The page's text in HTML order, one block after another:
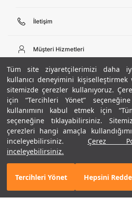
Tüm site ziyaretçilerimizi daha
kullanıcı deneyimini
sitemizde çerezler kullanıyoruz.
için “Tercihleri Yönet”
kullanımını kabul etmek için
seçeneğine tıklayabilirsiniz.
çerezleri hangi amaçla
inceleyebilirsiniz.
Çerez
inceleyebilirsiniz.
Tercihleri Yönet Hepsini
+ 1 Renk
990 TL
%30
İletişim
444 02 00
Pazartesi - Cuma 09:00 - 18:00
E-posta
bilgi@underarmour.com
Müşteri Hizmetleri
Sipariş Sorgulama
Bize Ulaşın
Teslimat Bilgileri
İşlem Rehberi
İade ve Değişimler
Sıkça Sorulan Sorular
Beden Rehberi
Site Haritası
Hakkımızda
Ticari Bilgiler
Hükümler ve Koşullar
Gizlilik Politikası
Çerez Politikası
Kariyer
ETBİS
UA Sosyal Medya
Instagram
Facebook
Twitter
Popüler Kategoriler
Erkek Basketbol Ayakkabısı
Çocuk Basketbol Ayakkabısı
Erkek Eşofman
Kadın Tayt